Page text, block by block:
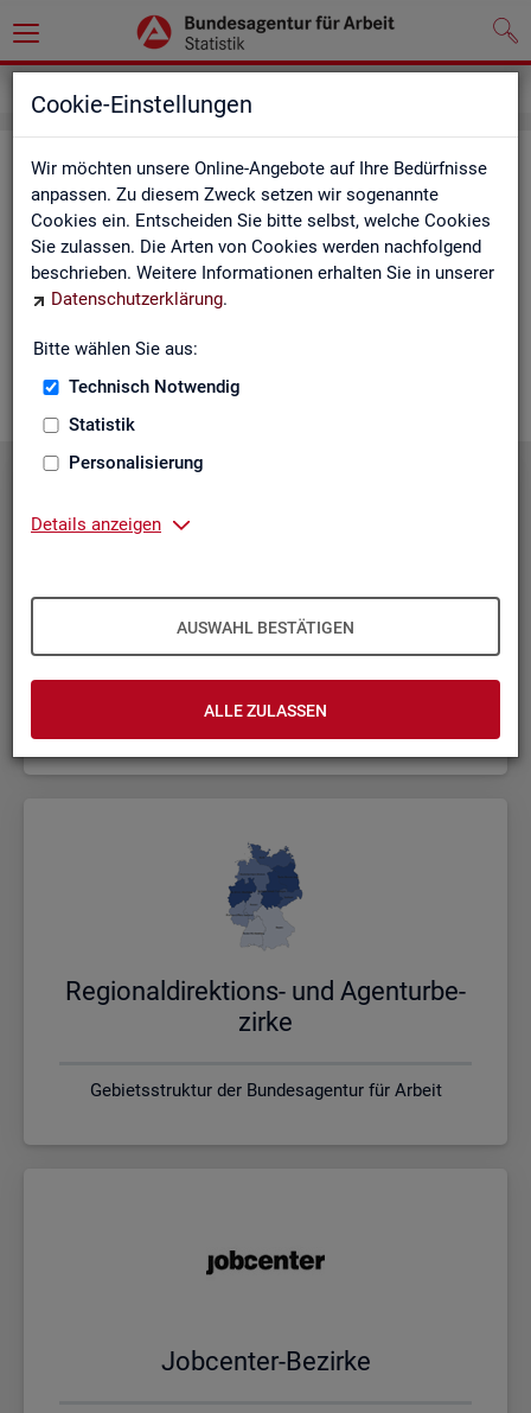
Cookie-Einstellungen
Wir möchten unsere Online-Angebote auf Ihre Bedürfnisse
anpassen. Zu diesem Zweck setzen wir sogenannte
Cookies ein. Entscheiden Sie bitte selbst, welche Cookies
Sie zulassen. Die Arten von Cookies werden nachfolgend
beschrieben. Weitere Informationen erhalten Sie in unserer
Datenschutzerklärung.
Bitte wählen Sie aus:
Technisch Notwendig
Statistik
Personalisierung
Details anzeigen
AUSWAHL BESTÄTIGEN
ALLE ZULASSEN
Sta­tis­ti­ken nach Re­gio­nen
Auf den fol­gen­den Sei­ten fin­den Sie Land­kar­ten und Ta­bel­len
mit den wich­tigs­ten ak­tu­el­len Eck­wer­ten zum Ar­beits- und
Aus­bil­dungs­markt. Über die Land­kar­ten ge­lan­gen Sie zu den
ent­spre­chen­den Zah­len für die von Ihnen ge­wünsch­te Re­gi­on.
grund-In­for­ma­tio­nen zu den re­gio­na­len Glie­de­run­gen zu­sam­
men­ge­stellt.
Bund, Län­der und Krei­se
Politische Gebietsstruktur
Re­gio­nal­di­rek­ti­ons- und Agen­tur­be­
zir­ke
Gebietsstruktur der Bundesagentur für Arbeit
Job­cen­ter-Be­zir­ke